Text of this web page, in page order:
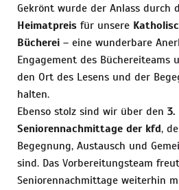
Gekrönt wurde der Anlass durch
Heimatpreisfür unsere
Bücherei– eine wunderbare
Engagement des Büchereiteams
den Ort des Lesens und der
halten.
Ebenso stolz sind wir über den 3.
Seniorennachmittage der kfd,
Begegnung, Austausch und
sind. Das Vorbereitungsteam
Seniorennachmittage weiterhin